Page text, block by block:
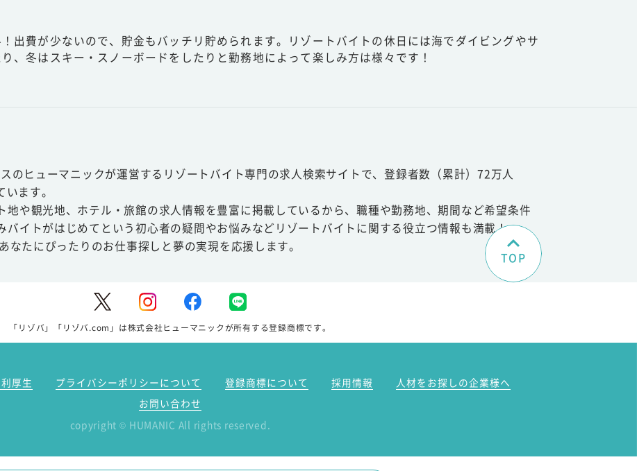
出費が少ないので、貯金もバッチリ貯められます。リゾートバイトの休日には海でダイビングやサ
、冬はスキー・スノーボードをしたりと勤務地によって楽しみ方は様々です！
のヒューマニックが運営するリゾートバイト専門の求人検索サイトで、登録者数（累計）72万人
ます。
地や観光地、ホテル・旅館の求人情報を豊富に掲載しているから、職種や勤務地、期間など希望条件
バイトがはじめてという初心者の疑問やお悩みなどリゾートバイトに関する役立つ情報も満載！
たにぴったりのお仕事探しと夢の実現を応援します。
TOP
「リゾバ」「リゾバ.com」は株式会社ヒューマニックが所有する登録商標です。
厚生 プライバシーポリシーについて 登録商標について 採用情報
人材をお探しの企業様へ
お問い合わせ
copyright © HUMANIC All rights reserved.